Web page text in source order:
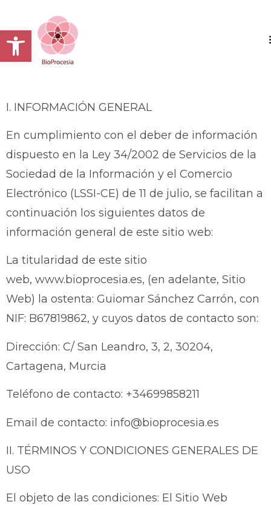
Abrir barra de herramientas
I. INFORMACIÓN GENERAL
En cumplimiento con el deber de información
dispuesto en la Ley 34/2002 de Servicios de la
Sociedad de la Información y el Comercio
Electrónico (LSSI-CE) de 11 de julio, se facilitan a
continuación los siguientes datos de
información general de este sitio web:
La titularidad de este sitio
web, www.bioprocesia.es, (en adelante, Sitio
Web) la ostenta: Guiomar Sánchez Carrón, con
NIF: B67819862, y cuyos datos de contacto son:
Dirección: C/ San Leandro, 3, 2, 30204,
Cartagena, Murcia
Teléfono de contacto: +34699858211
Email de contacto: info@bioprocesia.es
II. TÉRMINOS Y CONDICIONES GENERALES DE
USO
El objeto de las condiciones: El Sitio Web